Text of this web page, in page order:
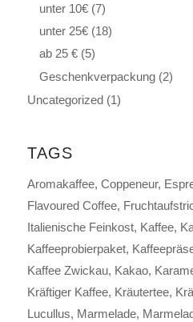
unter 10€ (7)
unter 25€ (18)
ab 25 € (5)
Geschenkverpackung (2)
Uncategorized (1)
TAGS
Aromakaffee Coppeneur
Flavoured Coffee
Italienische Feinkost Kaffee
Kaffeeprobierpaket
Kaffee Zwickau Kakao
Kräftiger Kaffee Kräutertee
Lucullus Marmelade